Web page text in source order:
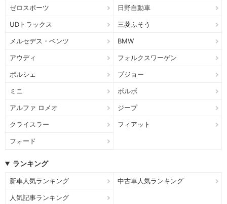
ゼロスポーツ 日野自動車
UDトラックス 三菱ふそう
メルセデス・ベンツ BMW
アウディ フォルクスワーゲン
ポルシェ プジョー
ミニ ボルボ
アルファ ロメオ ジープ
クライスラー フィアット
フォード
ランキング
新車人気ランキング 中古車人気ランキング
人気記事ランキング